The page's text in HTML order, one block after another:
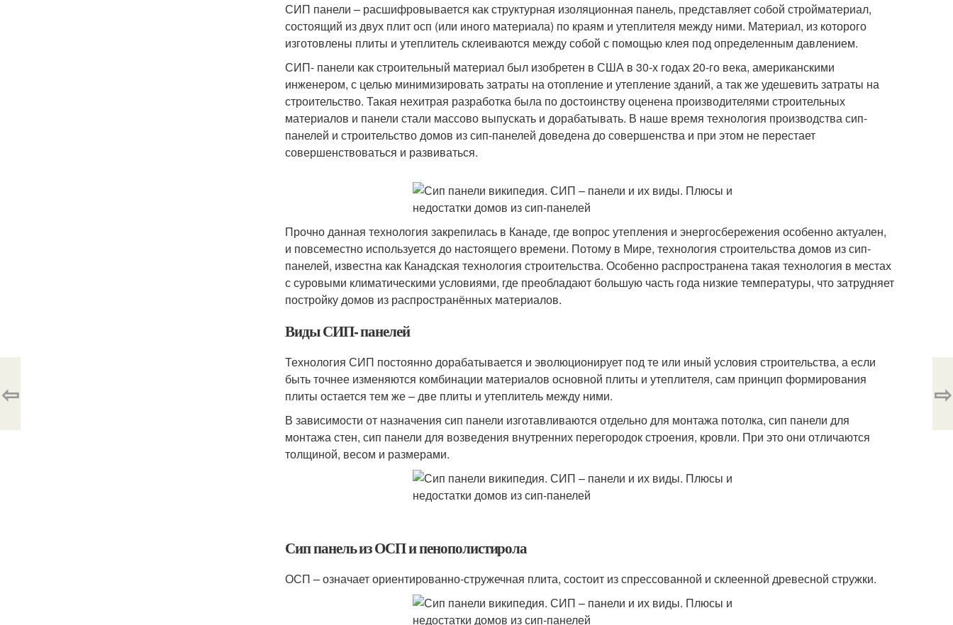
СИП панели – расшифровывается как структурная изоляционная панель, представляет собой стройматериал,
состоящий из двух плит осп (или иного материала) по краям и утеплителя между ними. Материал, из которого
изготовлены плиты и утеплитель склеиваются между собой с помощью клея под определенным давлением.
СИП- панели как строительный материал был изобретен в США в 30-х годах 20-го века, американскими
инженером, с целью минимизировать затраты на отопление и утепление зданий, а так же удешевить затраты на
строительство. Такая нехитрая разработка была по достоинству оценена производителями строительных
материалов и панели стали массово выпускать и дорабатывать. В наше время технология производства сип-
панелей и строительство домов из сип-панелей доведена до совершенства и при этом не перестает
совершенствоваться и развиваться.
Прочно данная технология закрепилась в Канаде, где вопрос утепления и энергосбережения особенно актуален,
и повсеместно используется до настоящего времени. Потому в Мире, технология строительства домов из сип-
панелей, известна как Канадская технология строительства. Особенно распространена такая технология в местах
с суровыми климатическими условиями, где преобладают большую часть года низкие температуры, что затрудняет
постройку домов из распространённых материалов.
Виды СИП- панелей
Технология СИП постоянно дорабатывается и эволюционирует под те или иный условия строительства, а если
быть точнее изменяются комбинации материалов основной плиты и утеплителя, сам принцип формирования
плиты остается тем же – две плиты и утеплитель между ними.
В зависимости от назначения сип панели изготавливаются отдельно для монтажа потолка, сип панели для
монтажа стен, сип панели для возведения внутренних перегородок строения, кровли. При это они отличаются
толщиной, весом и размерами.
Сип панель из ОСП и пенополистирола
ОСП – означает ориентированно-стружечная плита, состоит из спрессованной и склеенной древесной стружки.
⇦ ⇨